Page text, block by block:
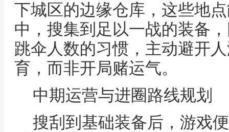
下城区的边缘仓库，这些地
中，搜集到足以一战的装备
跳伞人数的习惯，主动避开
育，而非开局赌运气。
中期运营与进圈路线规划
搜刮到基础装备后，游戏